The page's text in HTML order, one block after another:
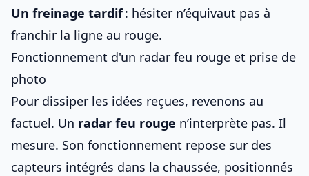
Un freinage tardif: hésiter n’équivaut pas à
franchir la ligne au rouge.
Fonctionnement d'un radar feu rouge et prise de
photo
Pour dissiper les idées reçues, revenons au
factuel. Un radar feu rouge n’interprète pas. Il
mesure. Son fonctionnement repose sur des
capteurs intégrés dans la chaussée, positionnés